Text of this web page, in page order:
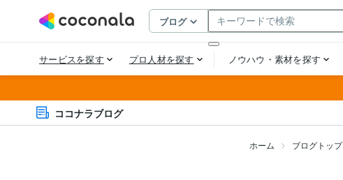
ココナラブログ
ホーム ブログトップ